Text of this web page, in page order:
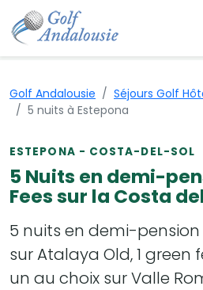
Golf Andalousie Séjours Golf
5 nuits à Estepona
ESTEPONA - COSTA-DEL-SOL
5 Nuits en demi-
Fees sur la Costa
5 nuits en demi-pension
sur Atalaya Old, 1 green
un au choix sur Valle